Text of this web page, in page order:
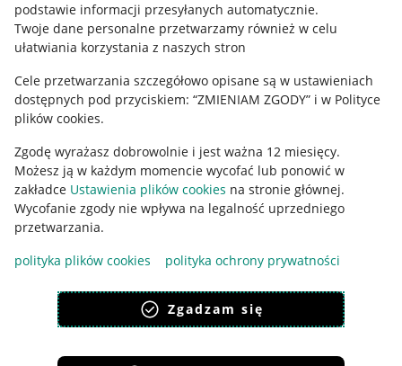
podstawie informacji przesyłanych automatycznie.
Twoje dane personalne przetwarzamy również w celu
ułatwiania korzystania z naszych stron
Cele przetwarzania szczegółowo opisane są w ustawieniach
dostępnych pod przyciskiem: “ZMIENIAM ZGODY” i w Polityce
plików cookies.
Zgodę wyrażasz dobrowolnie i jest ważna 12 miesięcy.
Możesz ją w każdym momencie wycofać lub ponowić w
zakładce Ustawienia plików cookies na stronie głównej.
Wycofanie zgody nie wpływa na legalność uprzedniego
przetwarzania.
polityka plików cookies
polityka ochrony prywatności
Zgadzam się
Polityka plików "cookies"
Ustawienia plików "cookies"
Udostępnianie lokalizacji
Informacje dla Aktu o Usługach Cyfrowych
Pobierz aplikację